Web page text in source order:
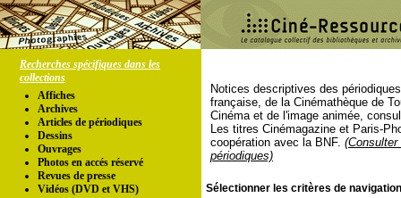
Recherches spécifiques dans les
collections
Affiches
Archives
Articles de périodiques
Dessins
Ouvrages
Photos en accés réservé
Revues de presse
Vidéos (DVD et VHS)
Notices descriptives des
française, de la Cinémathèque de
Cinéma et de l'image animée,
Les titres Cinémagazine et Paris-
coopération avec la BNF.
périodiques)
Sélectionner les critères de